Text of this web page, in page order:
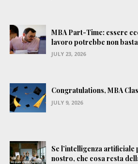
MBA Part-Time: essere
lavoro potrebbe non
JULY 23, 2026
Congratulations, MBA
JULY 9, 2026
Se l’intelligenza artificiale
nostro, che cosa resta